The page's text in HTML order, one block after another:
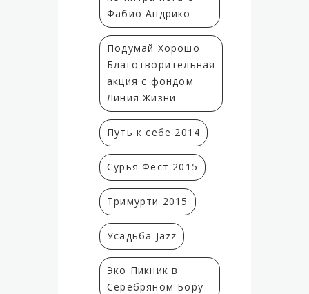
Фабио Андрико
Подумай Хорошо
Благотворительная
акция с фондом
Линия Жизни
Путь к себе 2014
Сурья Фест 2015
Тримурти 2015
Усадьба Jazz
Эко Пикник в
Серебряном Бору